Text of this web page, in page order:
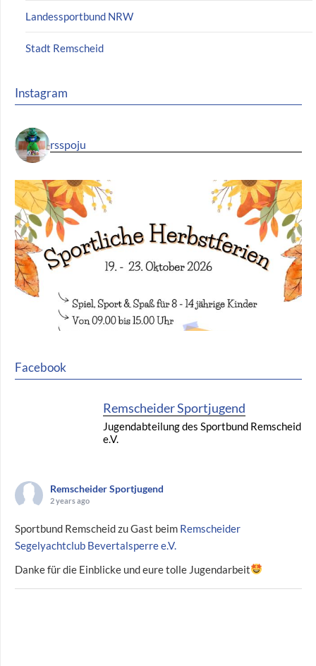
Landessportbund NRW
Stadt Remscheid
Instagram
rsspoju
Facebook
Remscheider Sportjugend
Jugendabteilung des Sportbund Remscheid
e.V.
Remscheider Sportjugend
2 years ago
Sportbund Remscheid zu Gast beim Remscheider
Segelyachtclub Bevertalsperre e.V.
Danke für die Einblicke und eure tolle Jugendarbeit